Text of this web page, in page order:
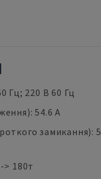
Гц; 220 В 60 Гц
54.6 A
замикання): 5
> 180т